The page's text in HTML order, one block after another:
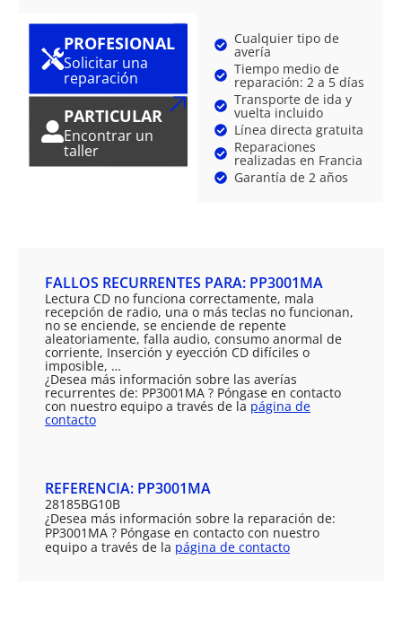
PROFESIONAL
Solicitar una
reparación
PARTICULAR
Encontrar un
taller
Cualquier tipo de
avería
Tiempo medio de
reparación: 2 a 5 días
Transporte de ida y
vuelta incluido
Línea directa gratuita
Reparaciones
realizadas en Francia
Garantía de 2 años
FALLOS RECURRENTES PARA: PP3001MA
Lectura CD no funciona correctamente, mala
recepción de radio, una o más teclas no funcionan,
no se enciende, se enciende de repente
aleatoriamente, falla audio, consumo anormal de
corriente, Inserción y eyección CD difíciles o
imposible, …
¿Desea más información sobre las averías
recurrentes de: PP3001MA ? Póngase en contacto
con nuestro equipo a través de la página de
contacto
REFERENCIA: PP3001MA
28185BG10B
¿Desea más información sobre la reparación de:
PP3001MA ? Póngase en contacto con nuestro
equipo a través de la página de contacto